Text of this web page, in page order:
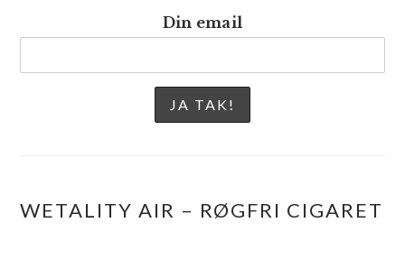
Din email
WETALITY AIR – RØGFRI CIGARET